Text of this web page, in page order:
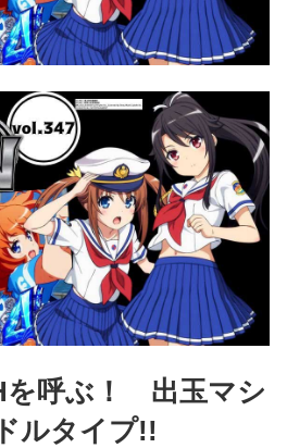
を呼ぶ！ 出玉マシ
ルタイプ!!